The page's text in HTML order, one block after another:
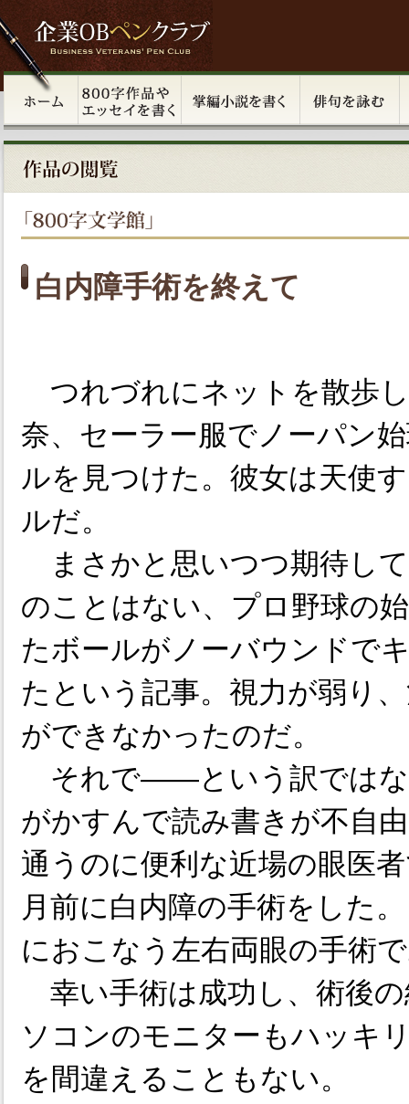
白内障手術を終えて
つれづれにネットを散歩
奈、セーラー服でノーパン
ルを見つけた。彼女は天使
ルだ。
まさかと思いつつ期待し
のことはない、プロ野球の
たボールがノーバウンドで
たという記事。視力が弱り
ができなかったのだ。
それで――という訳ではな
がかすんで読み書きが不自
通うのに便利な近場の眼医
月前に白内障の手術をした
におこなう左右両眼の手術
幸い手術は成功し、術後
ソコンのモニターもハッキ
を間違えることもない。